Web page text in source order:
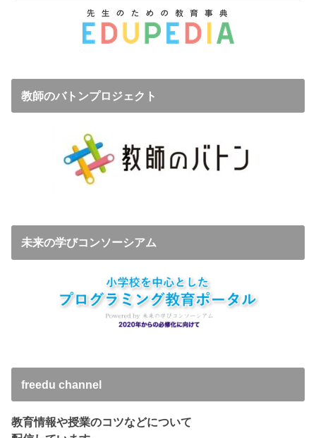
教師のバトンプロジェクト
未来の学びコンソーシアム
freedu channel
教育情報や授業のコツなどについて